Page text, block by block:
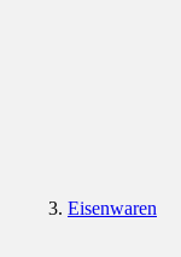
Eisenwaren